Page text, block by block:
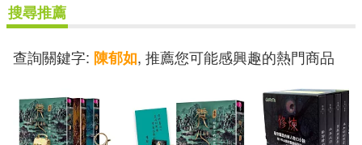
搜尋推薦
查詢關鍵字: 陳郁如, 推薦您可能感興趣的熱門商品